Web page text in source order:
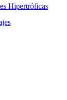
Hipertróficas